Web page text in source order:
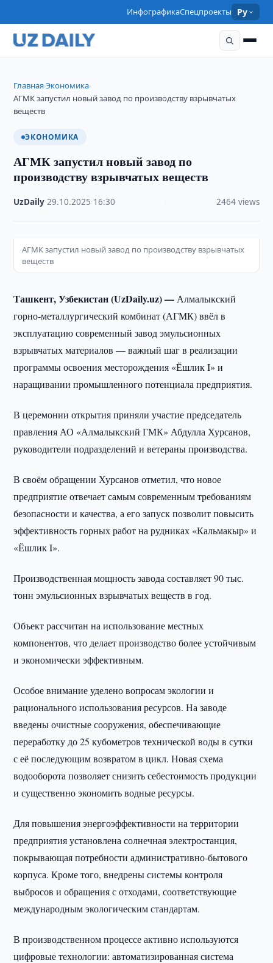
ИнфографикаСпецпроекты Ру
Главная›Экономика›
АГМК запустил новый завод по производству взрывчатых
веществ
ЭКОНОМИКА
АГМК запустил новый завод по
производству взрывчатых веществ
UzDaily ·29.10.2025 16:30 2464 views
АГМК запустил новый завод по производству взрывчатых
веществ
Ташкент, Узбекистан (UzDaily.uz) —Алмалыкский
горно-металлургический комбинат (АГМК) ввёл в
эксплуатацию современный завод эмульсионных
взрывчатых материалов — важный шаг в реализации
программы освоения месторождения «Ёшлик I» и
наращивании промышленного потенциала предприятия.
В церемонии открытия приняли участие председатель
правления АО «Алмалыкский ГМК» Абдулла Хурсанов,
руководители подразделений и ветераны производства.
В своём обращении Хурсанов отметил, что новое
предприятие отвечает самым современным требованиям
безопасности и качества, а его запуск позволит повысить
эффективность горных работ на рудниках «Кальмакыр» и
«Ёшлик I».
Производственная мощность завода составляет 90 тыс.
тонн эмульсионных взрывчатых веществ в год.
Объект рассчитан на использование местных
компонентов, что делает производство более устойчивым
и экономически эффективным.
Особое внимание уделено вопросам экологии и
рационального использования ресурсов. На заводе
введены очистные сооружения, обеспечивающие
переработку до 25 кубометров технической воды в сутки
с её последующим возвратом в цикл. Новая схема
водооборота позволяет снизить себестоимость продукции
и существенно экономить водные ресурсы.
Для повышения энергоэффективности на территории
предприятия установлена солнечная электростанция,
покрывающая потребности административно-бытового
корпуса. Кроме того, внедрены системы контроля
выбросов и обращения с отходами, соответствующие
международным экологическим стандартам.
В производственном процессе активно используются
цифровые технологии: автоматизированная система